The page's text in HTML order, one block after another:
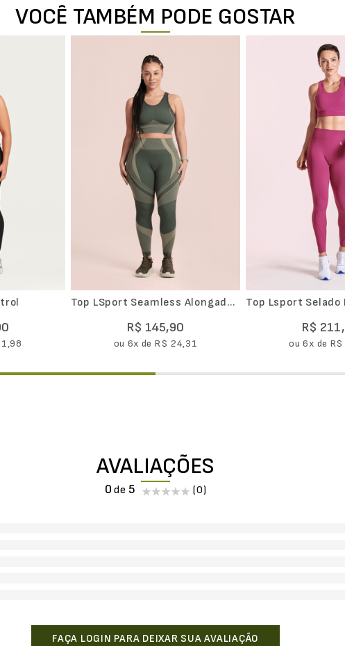
VOCÊ TAMBÉM PODE GOSTAR
,98
Top LSport Seamless Alongado
R$ 145,90
ou 6x de R$ 24,31
Top Lsport Selado Laser
R$ 211,
ou6x de R$
AVALIAÇÕES
0 (0)